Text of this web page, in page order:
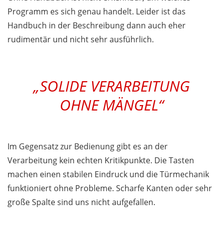
Programm es sich genau handelt. Leider ist das
Handbuch in der Beschreibung dann auch eher
rudimentär und nicht sehr ausführlich.
„SOLIDE VERARBEITUNG
OHNE MÄNGEL“
Im Gegensatz zur Bedienung gibt es an der
Verarbeitung kein echten Kritikpunkte. Die Tasten
machen einen stabilen Eindruck und die Türmechanik
funktioniert ohne Probleme. Scharfe Kanten oder sehr
große Spalte sind uns nicht aufgefallen.